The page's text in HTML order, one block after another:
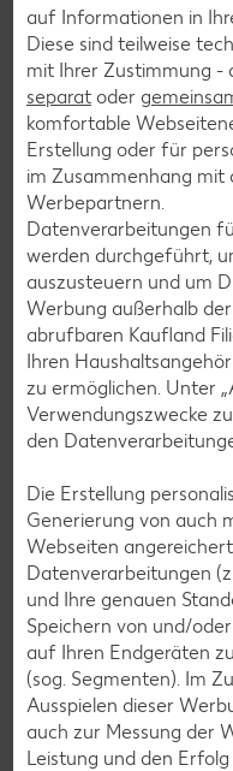
Pfannkuchen-Rezepte
Plätzchen-Rezepte
Smoothie-Rezepte
Bowle-Rezepte
Cocktail-Rezepte
Avocado-Rezepte
Erdbeer-Rezepte
Blaubeer-Rezepte
Bananen-Rezepte
Zurück
auf Informationen in
Diese sind teilweise
mit Ihrer Zustimmung -
separat oder
komfortable
Erstellung oder für
im Zusammenhang mit
Werbepartnern.
Datenverarbeitungen
werden durchgeführt,
auszusteuern und um
Werbung außerhalb
abrufbaren Kaufland
Ihren
zu ermöglichen. Unter
Verwendungszwecke
den
Die Erstellung
Generierung von auch
Webseiten
Datenverarbeitungen
und Ihre genauen
Speichern von und/
auf Ihren Endgeräten
(sog. Segmenten). Im
Ausspielen dieser
auch zur Messung der
Leistung und den